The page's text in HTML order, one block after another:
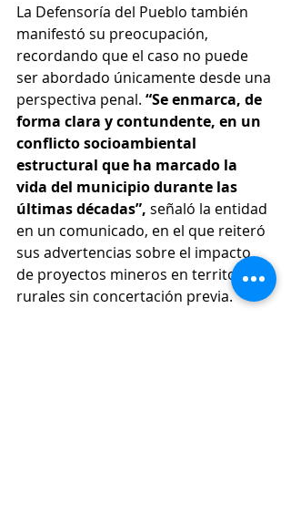
La Defensoría del Pueblo también
manifestó su preocupación,
recordando que el caso no puede
ser abordado únicamente desde una
perspectiva penal. “Se enmarca, de
forma clara y contundente, en un
conflicto socioambiental
estructural que ha marcado la
vida del municipio durante las
últimas décadas”, señaló la entidad
en un comunicado, en el que reiteró
sus advertencias sobre el impacto
de proyectos mineros en territorios
rurales sin concertación previa.